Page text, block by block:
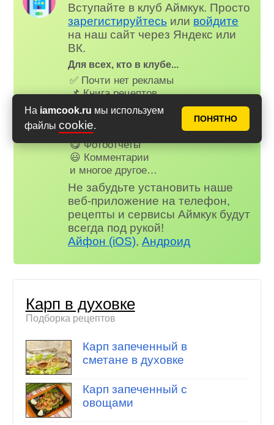
На iamcook.ru мы используем
файлы cookie.
ПОНЯТНО
Вступайте в клуб Аймкук. Просто
зарегистируйтесь или войдите
на наш сайт через Яндекс или
ВК.
Для всех, кто в клубе...
✅ Почти нет рекламы
📌 Книга рецептов
🤩 Планер питания
🤓 Журнал
😗 Страница профиля
😋 Фотоотчеты
😃 Комментарии
и многое другое…
Не забудьте установить наше
веб-приложение на телефон,
рецепты и сервисы Аймкук будут
всегда под рукой!
Айфон (iOS),Андроид
Карп в духовке
Подборка рецептов
Карп запеченный в
сметане в духовке
Карп запеченный с
овощами